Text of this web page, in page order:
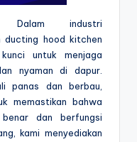
industri
ducting hood kitchen
untuk menjaga
nyaman di dapur.
panas dan berbau,
memastikan bahwa
dan berfungsi
kami menyediakan